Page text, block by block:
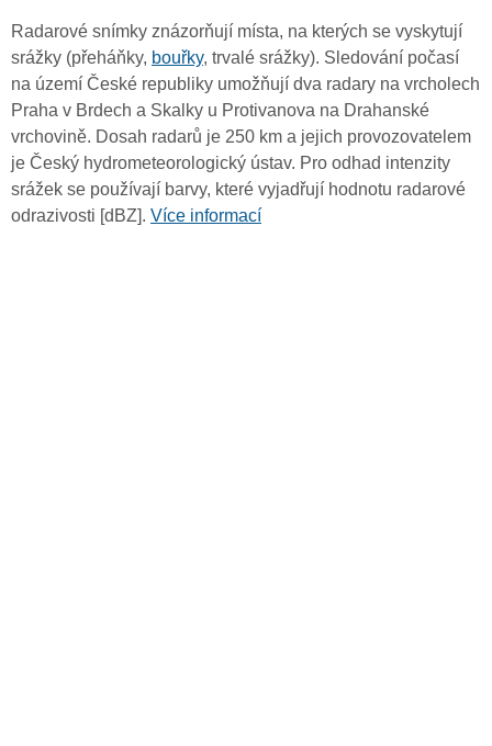
Radarové snímky znázorňují místa, na kterých se vyskytují
srážky (přeháňky, bouřky, trvalé srážky). Sledování počasí
na území České republiky umožňují dva radary na vrcholech
Praha v Brdech a Skalky u Protivanova na Drahanské
vrchovině. Dosah radarů je 250 km a jejich provozovatelem
je Český hydrometeorologický ústav. Pro odhad intenzity
srážek se používají barvy, které vyjadřují hodnotu radarové
odrazivosti [dBZ]. Více informací